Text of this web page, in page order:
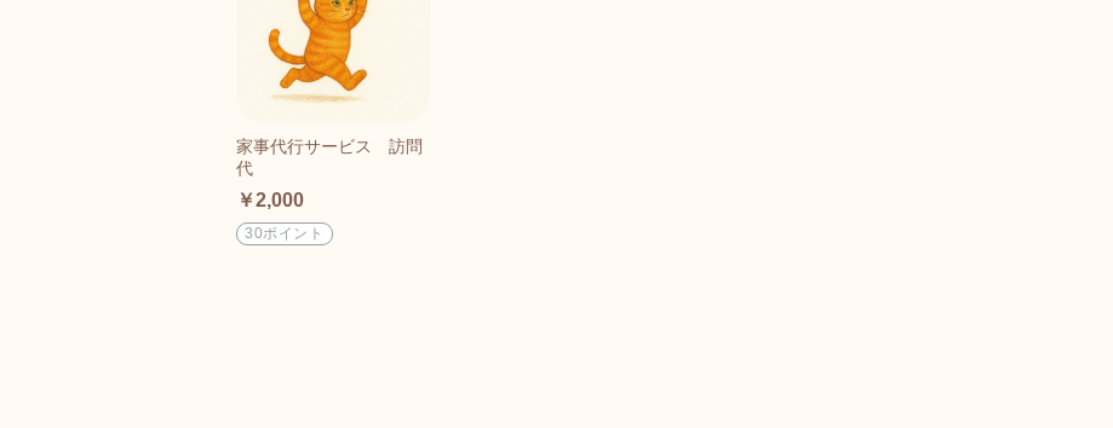
家事代行サービス 訪問
代
￥2,000
30ポイント